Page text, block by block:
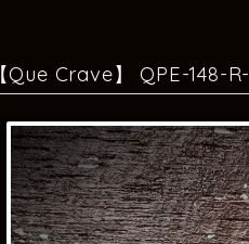
【Que Crave】 QPE-148-